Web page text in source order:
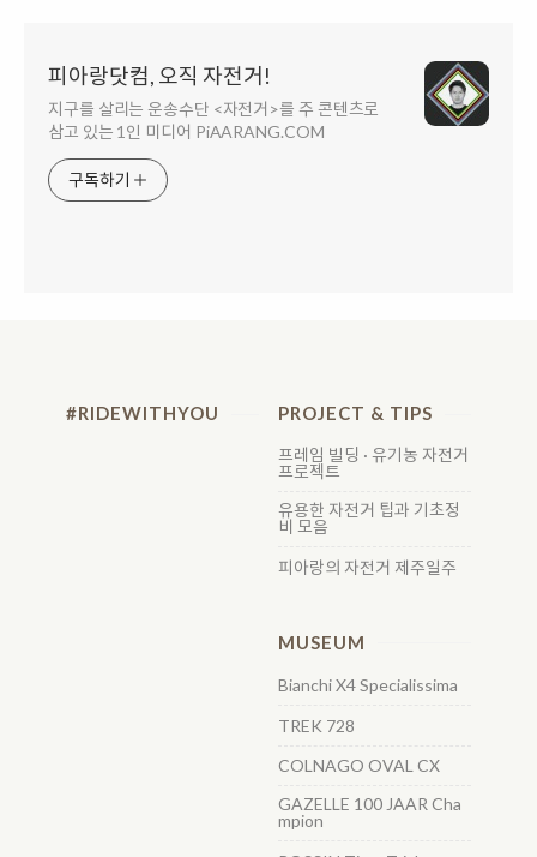
피아랑닷컴, 오직 자전거!
지구를 살리는 운송수단 <자전거>를 주 콘텐츠로
삼고 있는 1인 미디어 PiAARANG.COM
구독하기
#RIDEWITHYOU PROJECT & TIPS
프레임 빌딩 · 유기농 자전거
프로젝트
유용한 자전거 팁과 기초정
비 모음
피아랑의 자전거 제주일주
MUSEUM
Bianchi X4 Specialissima
TREK 728
COLNAGO OVAL CX
GAZELLE 100 JAAR Cha
mpion